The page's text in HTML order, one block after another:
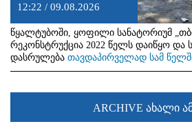
12:22 / 09.08.2026
წყალტუბოში, ყოფილი სანატორიუმ
რეკონსტრუქცია 2022 წელს დაიწყო და
დასრულება თავდაპირველად სამ
ARCHIVE ახალი